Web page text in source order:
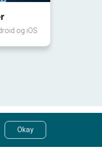
og iOS
Okay